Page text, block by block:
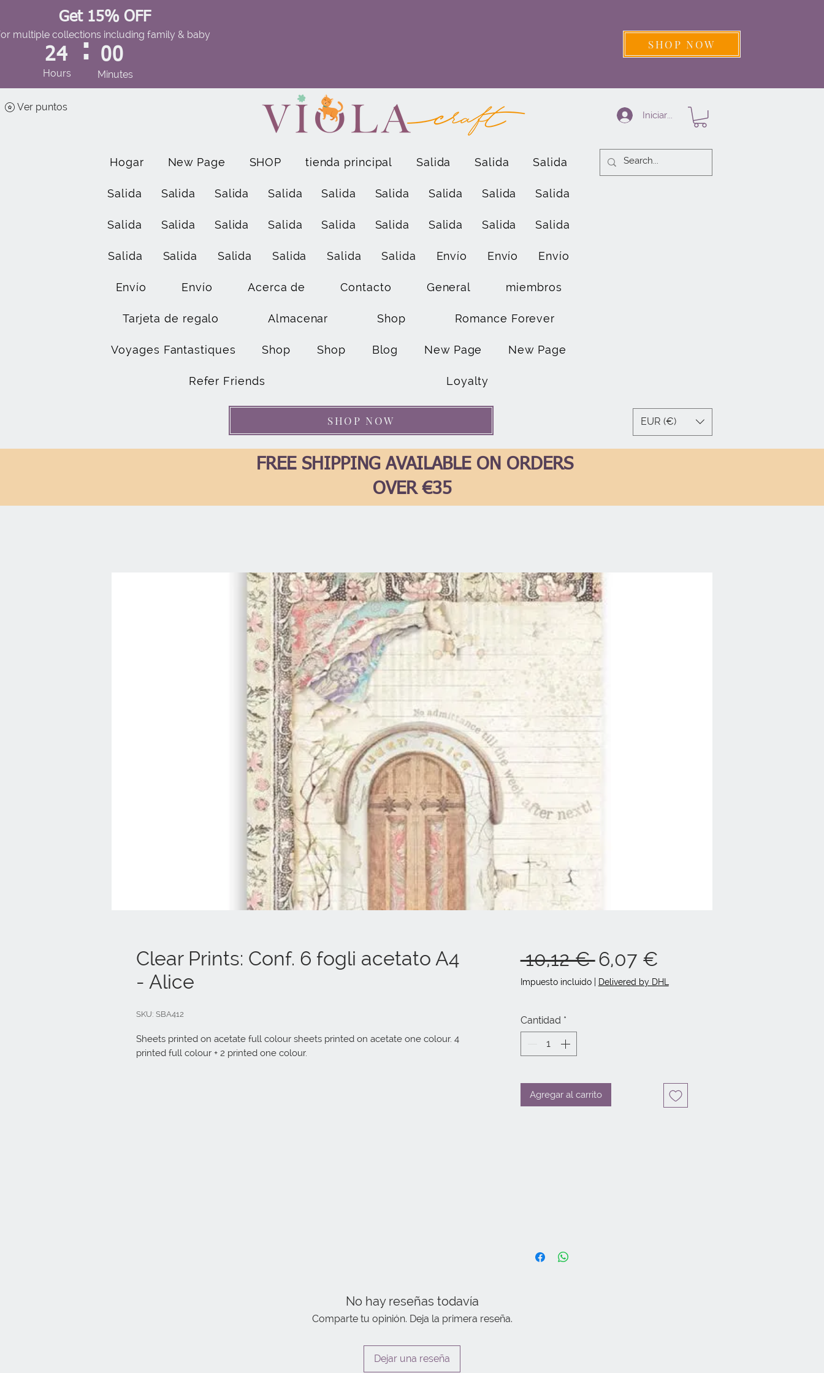
Get 15% OFF
multiple collections including family & baby
24
Hours
: 00
Minutes
SHOP NOW
Ver puntos
Hogar New Page SHOP tienda principal Salida Salida Salida
Salida Salida Salida Salida Salida Salida Salida Salida Salida
Salida Salida Salida Salida Salida Salida Salida Salida Salida
Salida Salida Salida Salida Salida Salida Envío Envío Envío
Envío Envío Acerca de Contacto General miembros
Tarjeta de regalo Almacenar Shop Romance Forever
Voyages Fantastiques Shop Shop Blog New Page New Page
Refer Friends Loyalty
SHOP NOW
Iniciar sesión
EUR (€)
FREE SHIPPING AVAILABLE ON ORDERS
OVER €35
Clear Prints: Conf. 6 fogli acetato A4
- Alice
SKU: SBA412
Sheets printed on acetate full colour sheets printed on acetate one colour. 4
printed full colour + 2 printed one colour.
10,12 € Precio
6,07 €
de
Impuesto incluido| Delivered by DHL
Cantidad *
Agregar al carrito
No hay reseñas todavía
Comparte tu opinión. Deja la primera reseña.
Dejar una reseña